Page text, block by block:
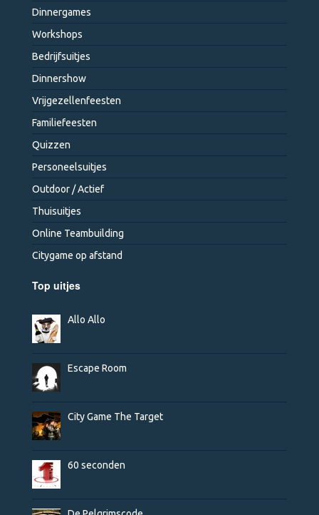
Dinnergames
Workshops
Bedrijfsuitjes
Dinnershow
Vrijgezellenfeesten
Familiefeesten
Quizzen
Personeelsuitjes
Outdoor / Actief
Thuisuitjes
Online Teambuilding
Citygame op afstand
Top uitjes
Allo Allo
Escape Room
City Game The Target
60 seconden